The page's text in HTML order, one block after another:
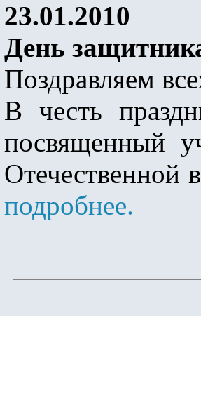
23.01.2010
День
Поздравляем
В честь
посвященный
Отечественной
подробнее.